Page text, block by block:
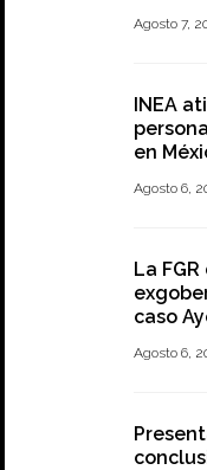
Agosto 7,
INEA
en
Agosto 6,
La
caso
Agosto 6,